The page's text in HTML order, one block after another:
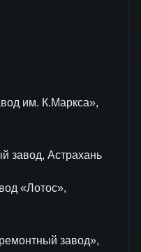
им. К.Маркса»,
завод, Астрахань
«Лотос»,
завод»,